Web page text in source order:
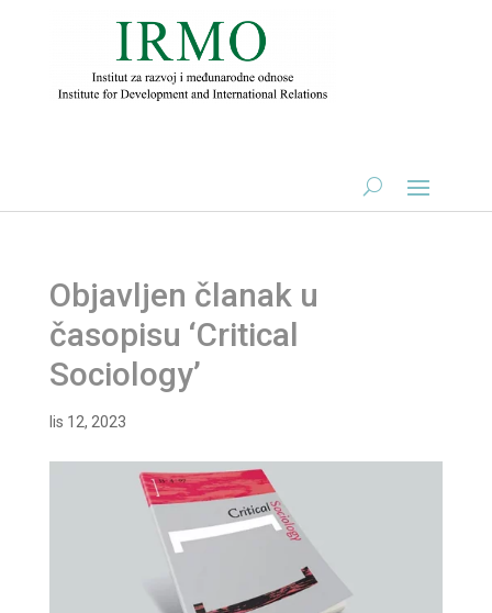
Objavljen članak u
časopisu ‘Critical
Sociology’
lis 12, 2023